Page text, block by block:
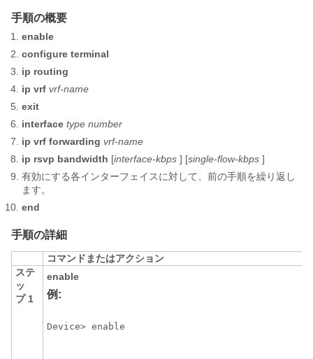
手順の概要
enable
configure terminal
ip routing
ip vrf vrf-name
exit
interface type number
ip vrf forwarding vrf-name
ip rsvp bandwidth [interface-kbps ] [single-flow-kbps ]
有効にする各インターフェイスに対して、前の手順を繰り返し
ます。
end
手順の詳細
コマンドまたはアクション
ステ
ッ
プ 1
enable
例:
Device> enable